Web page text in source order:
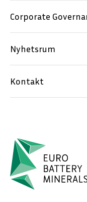
Corporate
Nyhetsrum
Kontakt